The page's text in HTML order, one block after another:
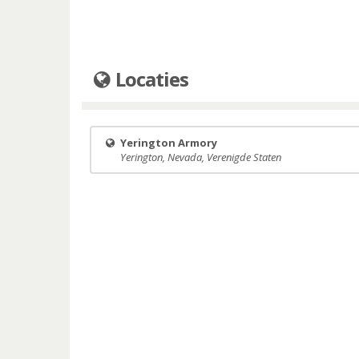
Locaties
Yerington Armory
Yerington, Nevada, Verenigde Staten